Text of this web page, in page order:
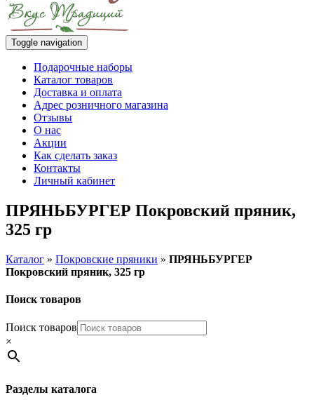
Toggle navigation
Подарочные наборы
Каталог товаров
Доставка и оплата
Адрес розничного магазина
Отзывы
О нас
Акции
Как сделать заказ
Контакты
Личный кабинет
ПРЯНЬБУРГЕР Покровский пряник,
325 гр
Каталог » Покровские пряники » ПРЯНЬБУРГЕР
Покровский пряник, 325 гр
Поиск товаров
Поиск товаров
×
Разделы каталога